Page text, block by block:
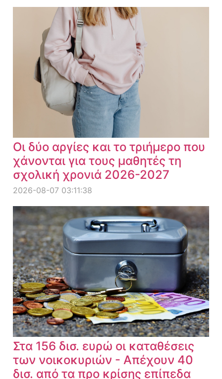
Οι δύο αργίες και το τριήμερο που
χάνονται για τους μαθητές τη
σχολική χρονιά 2026-2027
2026-08-07 03:11:38
Στα 156 δισ. ευρώ οι καταθέσεις
των νοικοκυριών - Απέχουν 40
δισ. από τα προ κρίσης επίπεδα